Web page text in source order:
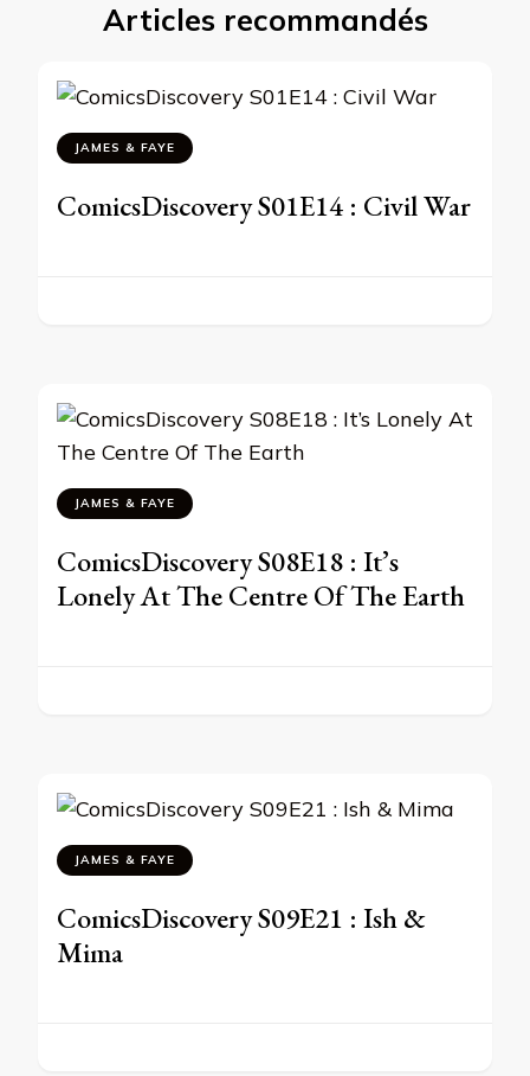
Articles recommandés
JAMES & FAYE
ComicsDiscovery S01E14 : Civil War
JAMES & FAYE
ComicsDiscovery S08E18 : It’s
Lonely At The Centre Of The Earth
JAMES & FAYE
ComicsDiscovery S09E21 : Ish &
Mima